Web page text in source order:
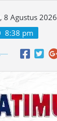
8 Agustus 2026
8:38 pm